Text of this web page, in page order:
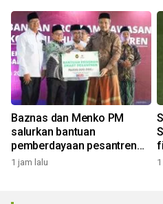
Baznas dan Menko PM
salurkan bantuan
pemberdayaan pesantren
Gresik
1 jam lalu